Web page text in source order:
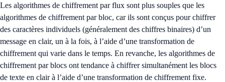
Les algorithmes de chiffrement par flux sont plus souples que les
algorithmes de chiffrement par bloc, car ils sont conçus pour chiffrer
des caractères individuels (généralement des chiffres binaires) d’un
message en clair, un à la fois, à l’aide d’une transformation de
chiffrement qui varie dans le temps. En revanche, les algorithmes de
chiffrement par blocs ont tendance à chiffrer simultanément les blocs
de texte en clair à l’aide d’une transformation de chiffrement fixe.